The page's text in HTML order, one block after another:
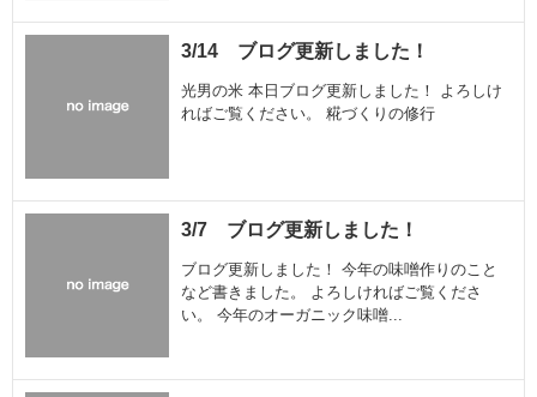
3/14 ブログ更新しました！
光男の米 本日ブログ更新しました！ よろしけ
ればご覧ください。 糀づくりの修行
3/7 ブログ更新しました！
ブログ更新しました！ 今年の味噌作りのこと
など書きました。 よろしければご覧くださ
い。 今年のオーガニック味噌...